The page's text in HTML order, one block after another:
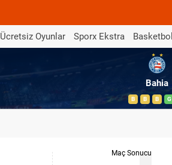
Ücretsiz Oyunlar Sporx Ekstra Basketbol
Bahia
B B B G
Maç Sonucu